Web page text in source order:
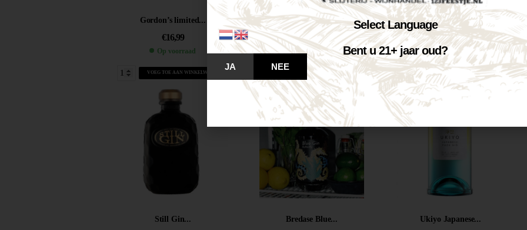
Gordon’s limited...
€16,99
Op voorraad
VOEG TOE AAN WINKELWAGEN
Tanqueray Rangpur...
€25,95
Op voorraad
VOEG TOE AAN WINKELWAGEN
Normindia Gin...
€26,65
Op voorraad
VOEG TOE AAN WINKELWAGEN
Still Gin... Bredase Blue... Ukiyo Japanese...
Select Language
Bent u 21+ jaar oud?
JA NEE